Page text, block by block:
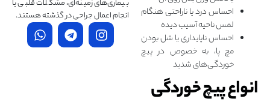
احساس درد یا ناراحتی هنگام
لمس ناحیه آسیب‌ دیده
احساس ناپایداری یا شل بودن
مچ پا، به‌ خصوص در پیچ
خوردگی‌های شدید
انواع پیچ خوردگی
بیماری‌های زمینه‌ای، مشکلات قلبی یا
انجام اعمال جراحی در گذشته هستند.